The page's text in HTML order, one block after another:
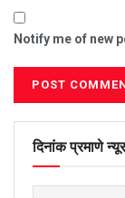
Notify me of new
दिनांक प्रमाणे